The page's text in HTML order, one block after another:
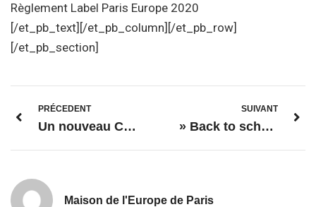
Règlement Label Paris Europe 2020
[/et_pb_text][/et_pb_column][/et_pb_row]
[/et_pb_section]
PRÉCEDENT
Un nouveau Contrôleur Européen de la Protection des Données a été nommé !
SUIVANT
» Back to school » : Retour sur les bancs de l’école pour les fonctionnaires européens
Maison de l'Europe de Paris